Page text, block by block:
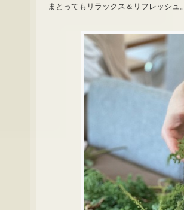
まとってもリラックス＆リフレッシュ。